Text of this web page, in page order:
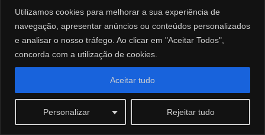
Utilizamos cookies para melhorar a sua experiência de
navegação, apresentar anúncios ou conteúdos personalizados
e analisar o nosso tráfego. Ao clicar em "Aceitar Todos",
concorda com a utilização de cookies.
Personalizar Rejeitar tudo
Aceitar tudo
#0480